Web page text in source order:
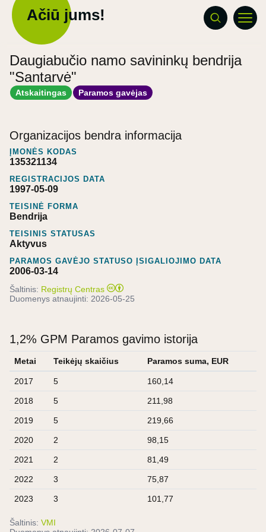
Ačiū jums!
Daugiabučio namo savininkų bendrija
"Santarvė"
Atskaitingas Paramos gavėjas
Organizacijos bendra informacija
ĮMONĖS KODAS
135321134
REGISTRACIJOS DATA
1997-05-09
TEISINĖ FORMA
Bendrija
TEISINIS STATUSAS
Aktyvus
PARAMOS GAVĖJO STATUSO ĮSIGALIOJIMO DATA
2006-03-14
Šaltinis: Registrų Centras
Duomenys atnaujinti: 2026-05-25
1,2% GPM Paramos gavimo istorija
Metai Teikėjų skaičius Paramos suma, EUR
2017 5 160,14
2018 5 211,98
2019 5 219,66
2020 2 98,15
2021 2 81,49
2022 3 75,87
2023 3 101,77
Šaltinis: VMI